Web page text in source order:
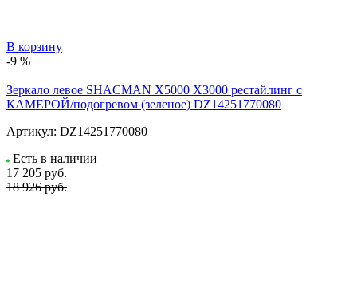
В корзину
-9 %
Зеркало левое SHACMAN X5000 X3000 рестайлинг с
КАМЕРОЙ/подогревом (зеленое) DZ14251770080
Артикул: DZ14251770080
Есть в наличии
17 205 руб.
18 926 руб.